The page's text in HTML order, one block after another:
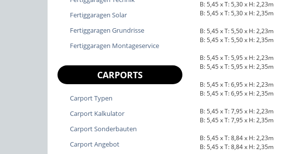
Fertiggaragen Solar
Fertiggaragen Grundrisse
Fertiggaragen Montageservice
CARPORTS
Carport Typen
Carport Kalkulator
Carport Sonderbauten
Carport Angebot
B: 5,45 x T: 5,30 x H: 2,23m
B: 5,45 x T: 5,30 x H: 2,35m
B: 5,45 x T: 5,50 x H: 2,23m
B: 5,45 x T: 5,50 x H: 2,35m
B: 5,45 x T: 5,95 x H: 2,23m
B: 5,45 x T: 5,95 x H: 2,35m
B: 5,45 x T: 6,95 x H: 2,23m
B: 5,45 x T: 6,95 x H: 2,35m
B: 5,45 x T: 7,95 x H: 2,23m
B: 5,45 x T: 7,95 x H: 2,35m
B: 5,45 x T: 8,84 x H: 2,23m
B: 5,45 x T: 8,84 x H: 2,35m